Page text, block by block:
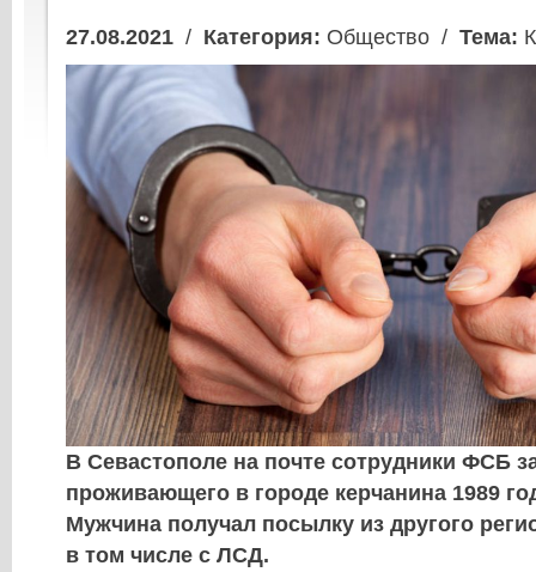
27.08.2021 / Категория: Общество / Тема:
В Севастополе на почте сотрудники ФСБ
проживающего в городе керчанина 1989
Мужчина получал посылку из другого
в том числе с ЛСД.